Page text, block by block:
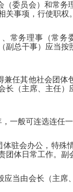
（委员会）和常
关事项，行使职权
常务理事（常
副总干事）应当
兼任其他社会团
长（主席、主任
一般可连选连任
驻会办公，特殊
团体日常工作。
应当由会长（主